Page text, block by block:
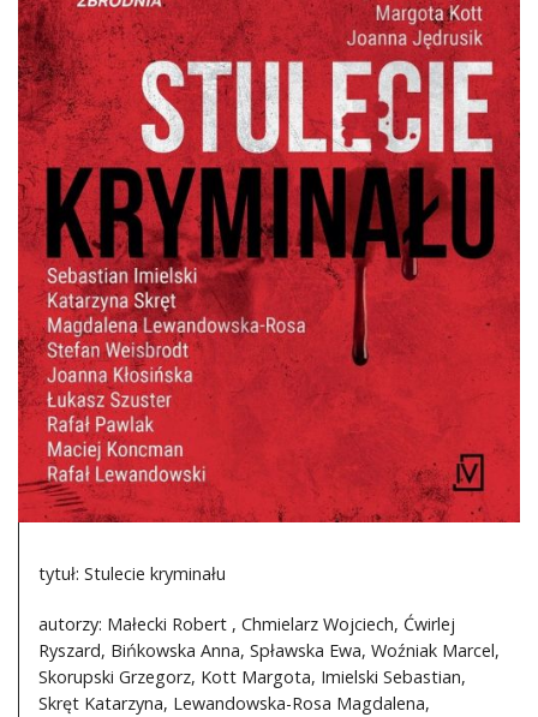
DO CZYTANIA
NA EKRANIE
KONTAKT
tytuł: Stulecie kryminału
autorzy: Małecki Robert , Chmielarz Wojciech, Ćwirlej
Ryszard, Bińkowska Anna, Spławska Ewa, Woźniak Marcel,
Skorupski Grzegorz, Kott Margota, Imielski Sebastian,
Skręt Katarzyna, Lewandowska-Rosa Magdalena,